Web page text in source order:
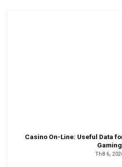
Casino On-Line: Useful Data
Gaming
Th8 6,